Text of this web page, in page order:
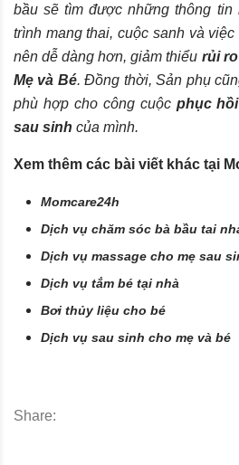
bầu sẽ tìm được những thông tin
trình mang thai, cuộc sanh và việc
nên dễ dàng hơn, giảm thiểu rủi
Mẹ và Bé. Đồng thời, Sản phụ
phù hợp cho công cuộc phục
sau sinh của mình.
Xem thêm các bài viết khác tại
Momcare24h
Dịch vụ chăm sóc bà bầu tai
Dịch vụ massage cho mẹ sau
Dịch vụ tắm bé tại nhà
Bơi thủy liệu cho bé
Dịch vụ sau sinh cho mẹ và bé
Share: